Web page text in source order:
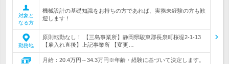
対象と
なる方
機械設計の基礎知識をお持ちの方であれば、実務未経験の方も歓
迎します！
勤務地
原則転勤なし！ 【三島事業所】静岡県駿東郡長泉町桜堤2-1-13
【雇入れ直後】上記事業所 【変更…
月給：20.4万円～34.3万円※年齢・経験に基づいて決定します。